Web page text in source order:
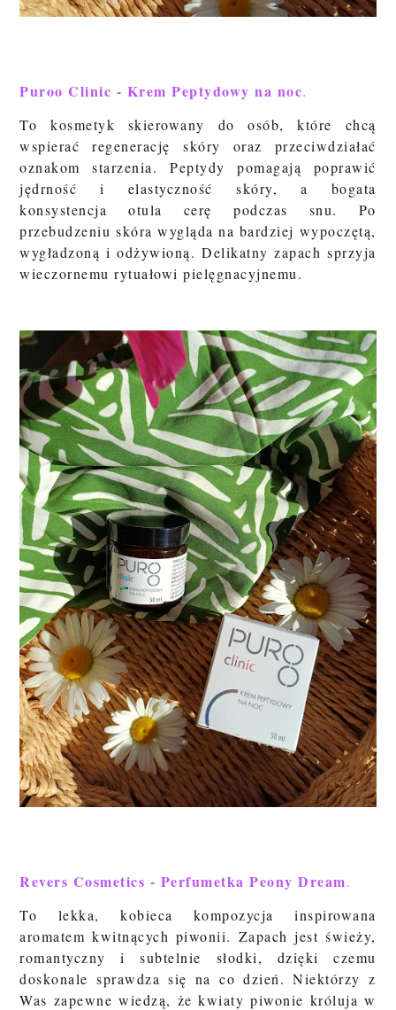
Puroo Clinic - Krem Peptydowy na noc.
To kosmetyk skierowany do osób, które chcą
wspierać regenerację skóry oraz przeciwdziałać
oznakom starzenia. Peptydy pomagają poprawić
jędrność i elastyczność skóry, a bogata
konsystencja otula cerę podczas snu. Po
przebudzeniu skóra wygląda na bardziej wypoczętą,
wygładzoną i odżywioną. Delikatny zapach sprzyja
wieczornemu rytuałowi pielęgnacyjnemu.
Revers Cosmetics - Perfumetka Peony Dream.
To lekka, kobieca kompozycja inspirowana
aromatem kwitnących piwonii. Zapach jest świeży,
romantyczny i subtelnie słodki, dzięki czemu
doskonale sprawdza się na co dzień. Niektórzy z
Was zapewne wiedzą, że kwiaty piwonie króluja w